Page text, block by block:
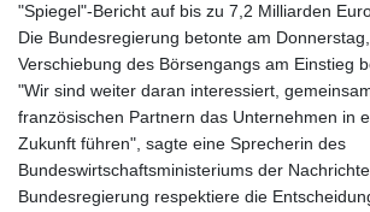
"Spiegel"-Bericht auf bis zu 7,2 Milliarden
Die Bundesregierung betonte am
Verschiebung des Börsengangs am Einstieg
"Wir sind weiter daran interessiert,
französischen Partnern das Unternehmen in
Zukunft führen", sagte eine Sprecherin des
Bundeswirtschaftsministeriums der
Bundesregierung respektiere die